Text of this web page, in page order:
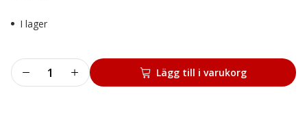
I lager
Hjul
mängd
Lägg till i varukorg